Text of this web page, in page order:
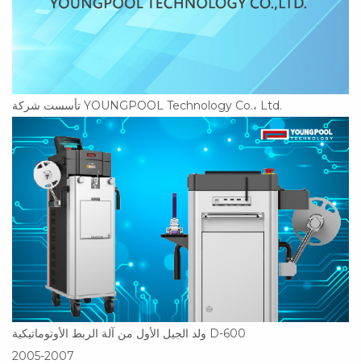
تأسست شركة YOUNGPOOL Technology Co.، Ltd.
ولد الجيل الأول من آلة الربط الأوتوماتيكية D-600
2005-2007